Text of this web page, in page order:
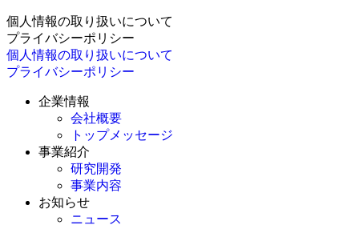
個人情報の取り扱いについて
プライバシーポリシー
個人情報の取り扱いについて
プライバシーポリシー
企業情報
会社概要
トップメッセージ
事業紹介
研究開発
事業内容
お知らせ
ニュース